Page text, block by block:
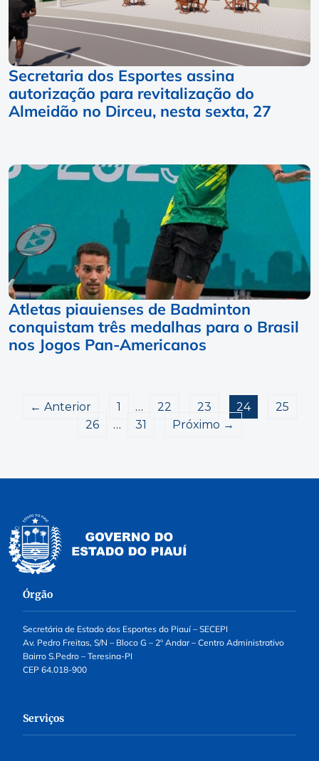
Secretaria dos Esportes assina
autorização para revitalização do
Almeidão no Dirceu, nesta sexta, 27
Atletas piauienses de Badminton
conquistam três medalhas para o Brasil
nos Jogos Pan-Americanos
← Anterior 1 … 22 23 24
25
26
… 31 Próximo →
Órgão
Secretária de Estado dos Esportes do Piauí – SECEPI
Av. Pedro Freitas, S/N – Bloco G – 2º Andar – Centro Administrativo
Bairro S.Pedro – Teresina-PI
CEP 64.018-900
Serviços